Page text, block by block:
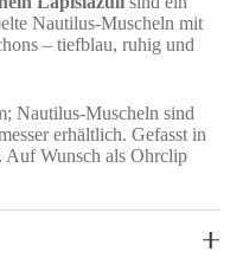
Nautilus-Muscheln mit
– tiefblau, ruhig und
Nautilus-Muscheln sind
erhältlich. Gefasst in
Auf Wunsch als Ohrclip